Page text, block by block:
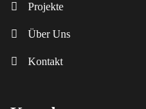
Projekte
Über Uns
Kontakt